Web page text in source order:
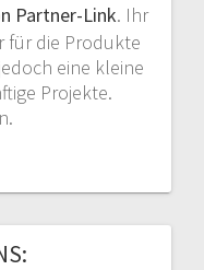
Partner-Link. Ihr
für die Produkte
eine kleine
Projekte.